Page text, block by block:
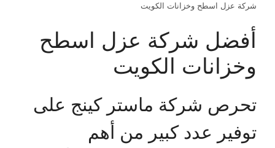
شركة عزل اسطح وخزانات الكويت
أفضل شركة عزل اسطح
وخزانات الكويت
تحرص شركة ماستر كينج على
توفير عدد كبير من أهم